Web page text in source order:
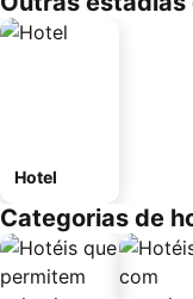
Hotel
Categorias de